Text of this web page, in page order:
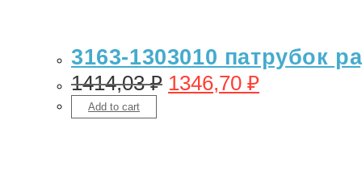
3163-1303010 патрубок
1414,03₽ 1346,70 ₽
Add to cart